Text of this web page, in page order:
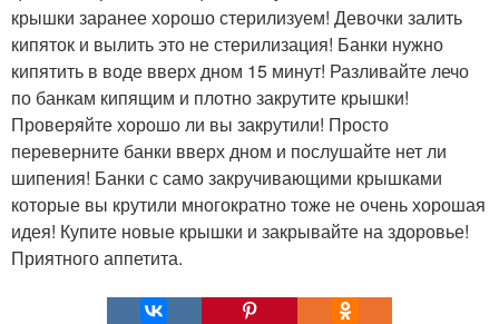
крышки заранее хорошо стерилизуем! Девочки залить
кипяток и вылить это не стерилизация! Банки нужно
кипятить в воде вверх дном 15 минут! Разливайте лечо
по банкам кипящим и плотно закрутите крышки!
Проверяйте хорошо ли вы закрутили! Просто
переверните банки вверх дном и послушайте нет ли
шипения! Банки с само закручивающими крышками
которые вы крутили многократно тоже не очень хорошая
идея! Купите новые крышки и закрывайте на здоровье!
Приятного аппетита.